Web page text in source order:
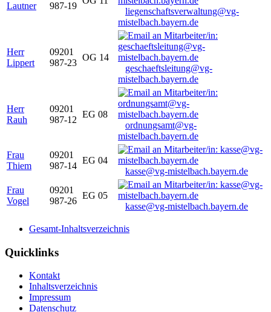
Lautner
987-19
liegenschaftsverwaltung@vg-
mistelbach.bayern.de
Herr
Lippert
09201
987-23
OG 14
geschaeftsleitung@vg-
mistelbach.bayern.de
Herr
Rauh
09201
987-12
EG 08
ordnungsamt@vg-
mistelbach.bayern.de
Frau
Thiem
09201
987-14
EG 04
kasse@vg-mistelbach.bayern.de
Frau
Vogel
09201
987-26
EG 05
kasse@vg-mistelbach.bayern.de
Gesamt-Inhaltsverzeichnis
Quicklinks
Kontakt
Inhaltsverzeichnis
Impressum
Datenschutz